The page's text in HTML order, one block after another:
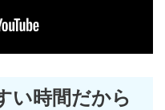
い時間だから